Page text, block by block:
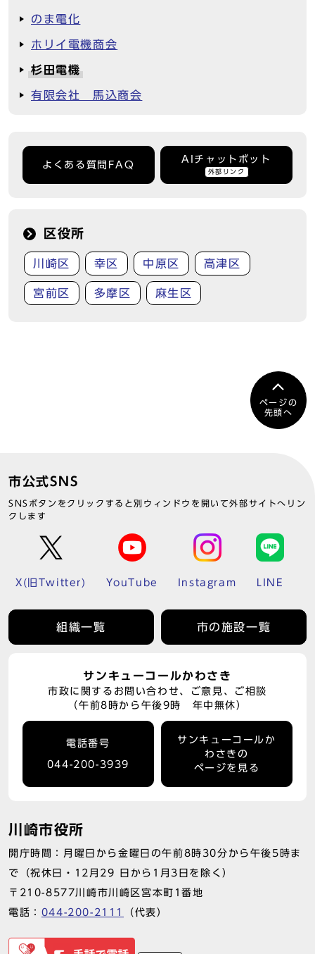
のま電化
ホリイ電機商会
杉田電機
有限会社 馬込商会
よくある質問FAQ
AIチャットボット
外部リンク
区役所
川崎区 幸区 中原区 高津区
宮前区 多摩区 麻生区
ページの
先頭へ
市公式SNS
SNSボタンをクリックすると別ウィンドウを開いて外部サイトへリン
クします
X(旧Twitter) YouTube Instagram LINE
組織一覧 市の施設一覧
サンキューコールかわさき
市政に関するお問い合わせ、ご意見、ご相談
（午前8時から午後9時 年中無休）
電話番号
044-200-3939
サンキューコールか
わさきの
ページを見る
川崎市役所
開庁時間：月曜日から金曜日の午前8時30分から午後5時ま
で（祝休日・12月29 日から1月3日を除く）
〒210-8577川崎市川崎区宮本町1番地
電話： 044-200-2111 （代表）